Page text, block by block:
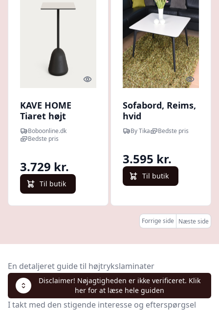
Quick look
KAVE HOME
Tiaret højt
udendørs
barbord,
og sort cement
(68x68x97)
Boboonline.dk
Bedste pris
3.729 kr.
Til butik
Quick
Sofabord, Reims,
hvid
højtrykslaminat
By Tika Bedste pris
3.595 kr.
Til butik
Forrige side Næste side
En detaljeret guide til højtrykslaminater
Disclaimer! Nøjagtigheden er ikke verificeret. Klik
her for at læse hele guiden
I takt med den stigende interesse og efterspørgsel